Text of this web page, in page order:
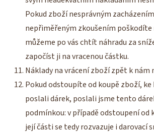
Pokud zboží nesprávným
nepřiměřeným zkoušením
můžeme po vás chtít náhradu za
započíst ji na vracenou částku.
Náklady na vrácení zboží zpět k nám
Pokud odstoupíte od koupě zboží,
poslali dárek, poslali jsme tento
podmínkou: v případě odstoupení od
její části se tedy rozvazuje i darovací